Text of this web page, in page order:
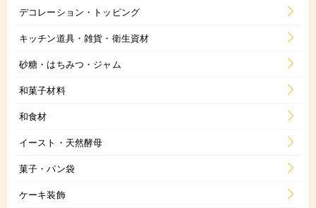
デコレーション・トッピング
キッチン道具・雑貨・衛生資材
砂糖・はちみつ・ジャム
和菓子材料
和食材
イースト・天然酵母
菓子・パン袋
ケーキ装飾